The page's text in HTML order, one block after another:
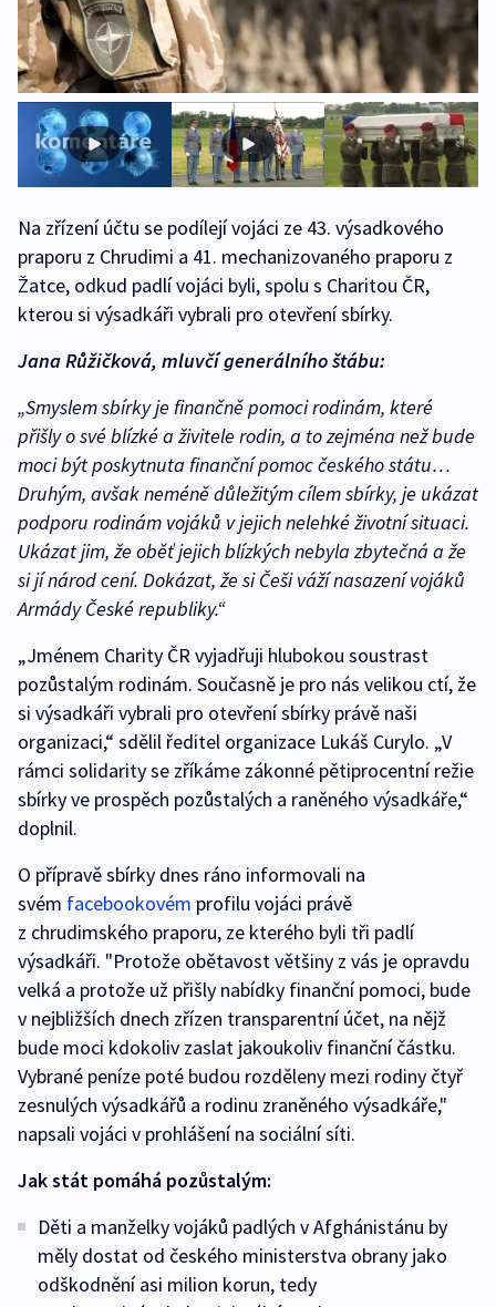
Na zřízení účtu se podílejí vojáci ze 43. výsadkového
praporu z Chrudimi a 41. mechanizovaného praporu z
Žatce, odkud padlí vojáci byli, spolu s Charitou ČR,
kterou si výsadkáři vybrali pro otevření sbírky.
Jana Růžičková, mluvčí generálního štábu:
„Smyslem sbírky je finančně pomoci rodinám, které
přišly o své blízké a živitele rodin, a to zejména než bude
moci být poskytnuta finanční pomoc českého státu…
Druhým, avšak neméně důležitým cílem sbírky, je ukázat
podporu rodinám vojáků v jejich nelehké životní situaci.
Ukázat jim, že oběť jejich blízkých nebyla zbytečná a že
si jí národ cení. Dokázat, že si Češi váží nasazení vojáků
Armády České republiky.“
„Jménem Charity ČR vyjadřuji hlubokou soustrast
pozůstalým rodinám. Současně je pro nás velikou ctí, že
si výsadkáři vybrali pro otevření sbírky právě naši
organizaci,“ sdělil ředitel organizace Lukáš Curylo. „V
rámci solidarity se zříkáme zákonné pětiprocentní režie
sbírky ve prospěch pozůstalých a raněného výsadkáře,“
doplnil.
O přípravě sbírky dnes ráno informovali na
svém facebookovém profilu vojáci právě
z chrudimského praporu, ze kterého byli tři padlí
výsadkáři. "Protože obětavost většiny z vás je opravdu
velká a protože už přišly nabídky finanční pomoci, bude
v nejbližších dnech zřízen transparentní účet, na nějž
bude moci kdokoliv zaslat jakoukoliv finanční částku.
Vybrané peníze poté budou rozděleny mezi rodiny čtyř
zesnulých výsadkářů a rodinu zraněného výsadkáře,"
napsali vojáci v prohlášení na sociální síti.
Jak stát pomáhá pozůstalým:
Děti a manželky vojáků padlých v Afghánistánu by
měly dostat od českého ministerstva obrany jako
odškodnění asi milion korun, tedy